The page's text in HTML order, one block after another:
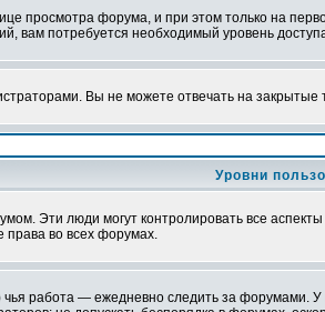
просмотра форума, и при этом только на
вам потребуется необходимый уровень
Вы не можете отвечать на
Уровни
Эти люди могут контролировать все
права во всех форумах.
работа — ежедневно следить за форумами.